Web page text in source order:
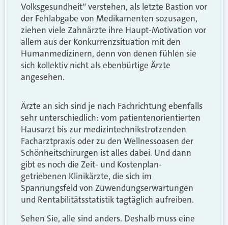
Volksgesundheit“ verstehen, als letzte Bastion vor
der Fehlabgabe von Medikamenten sozusagen,
ziehen viele Zahnärzte ihre Haupt-Motivation vor
allem aus der Konkurrenzsituation mit den
Humanmedizinern, denn von denen fühlen sie
sich kollektiv nicht als ebenbürtige Ärzte
angesehen.
Ärzte an sich sind je nach Fachrichtung ebenfalls
sehr unterschiedlich: vom patientenorientierten
Hausarzt bis zur medizintechnikstrotzenden
Facharztpraxis oder zu den Wellnessoasen der
Schönheitschirurgen ist alles dabei. Und dann
gibt es noch die Zeit- und Kostenplan-
getriebenen Klinikärzte, die sich im
Spannungsfeld von Zuwendungserwartungen
und Rentabilitätsstatistik tagtäglich aufreiben.
Sehen Sie, alle sind anders. Deshalb muss eine